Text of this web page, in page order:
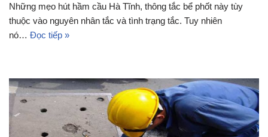
Những mẹo hút hầm cầu Hà Tĩnh, thông tắc bể phốt này tùy
thuộc vào nguyên nhân tắc và tình trạng tắc. Tuy nhiên
nó… Đọc tiếp »